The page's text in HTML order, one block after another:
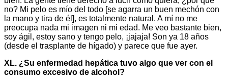
no? Mi pelo es mío del todo [se agarra un buen mechón con
la mano y tira de él], es totalmente natural. A mí no me
preocupa nada mi imagen ni mi edad. Me veo bastante bien,
soy ágil, estoy sano y tengo pelo, ¡jajaja! Son ya 18 años
(desde el trasplante de hígado) y parece que fue ayer.
XL. ¿Su enfermedad hepática tuvo algo que ver con el
consumo excesivo de alcohol?